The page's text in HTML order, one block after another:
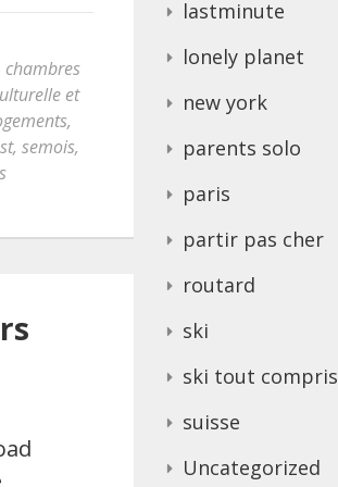
chambres
et
,
, semois,
lastminute
lonely planet
new york
parents solo
paris
partir pas cher
routard
ski
ski tout compris
suisse
Uncategorized